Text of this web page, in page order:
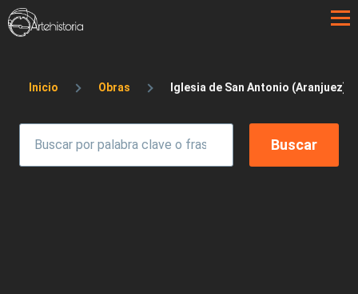
Pasar al contenido principal
Sobrescribir enlaces de ayuda a la
Inicio Obras Iglesia de San Antonio (Aranjuez)